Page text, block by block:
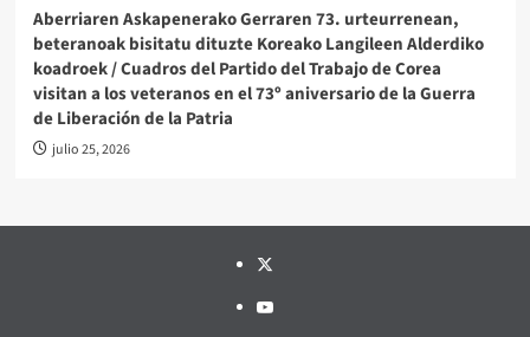
Aberriaren Askapenerako Gerraren 73. urteurrenean,
beteranoak bisitatu dituzte Koreako Langileen Alderdiko
koadroek / Cuadros del Partido del Trabajo de Corea
visitan a los veteranos en el 73º aniversario de la Guerra
de Liberación de la Patria
julio 25, 2026
Twitter
YouTube